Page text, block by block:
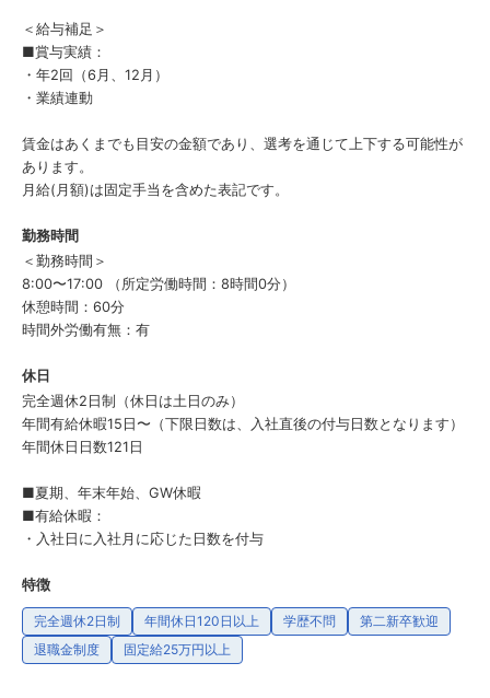
＜給与補足＞
■賞与実績：
・年2回（6月、12月）
・業績連動
賃金はあくまでも目安の金額であり、選考を通じて上下する可能性が
あります。
月給(月額)は固定手当を含めた表記です。
勤務時間
＜勤務時間＞
8:00〜17:00 （所定労働時間：8時間0分）
休憩時間：60分
時間外労働有無：有
休日
完全週休2日制（休日は土日のみ）
年間有給休暇15日〜（下限日数は、入社直後の付与日数となります）
年間休日日数121日
■夏期、年末年始、GW休暇
■有給休暇：
・入社日に入社月に応じた日数を付与
特徴
完全週休2日制 年間休日120日以上 学歴不問
第二新卒歓迎
退職金制度
固定給25万円以上